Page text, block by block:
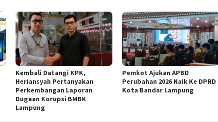
Kembali Datangi KPK,
Heriansyah Pertanyakan
Perkembangan Laporan
Dugaan Korupsi BMBK
Lampung
Pemkot Ajukan APBD
Perubahan 2026 Naik Ke DPRD
Kota Bandar Lampung